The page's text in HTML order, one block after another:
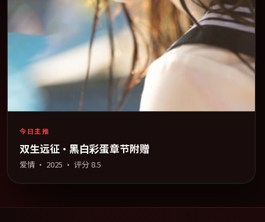
今日主推
双生远征·黑白彩蛋章节附赠
爱情 · 2025 · 评分 8.5